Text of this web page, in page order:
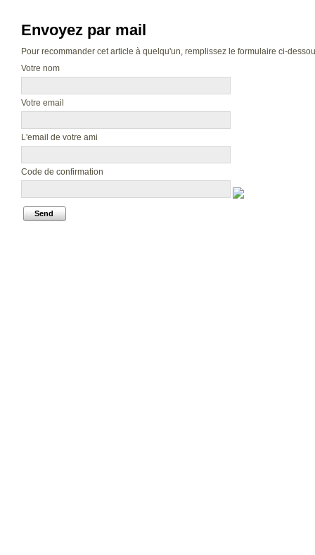
Envoyez par mail
Pour recommander cet article à quelqu'un, remplissez le formulaire ci-
Votre nom
Votre email
L'email de votre ami
Code de confirmation
Send